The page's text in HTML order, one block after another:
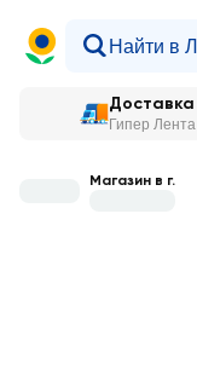
Доставка
Гипер Лента
Магазин в г.